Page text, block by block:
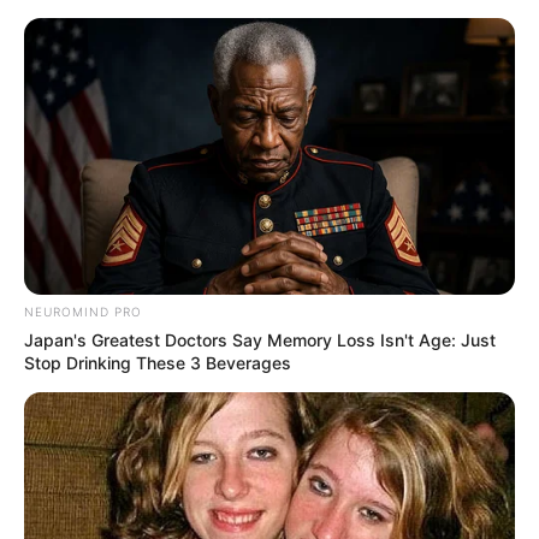
Skip
content
Menu
Lauch Rezept –
NEUROMIND PRO
Japan's Greatest Doctors Say Memory Loss Isn't Age: Just
Stop Drinking These 3 Beverages